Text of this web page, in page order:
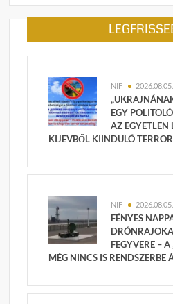
NIF 2026.08.05.
EGY
AZ EGYETLEN
KIJEVBŐL KIINDULÓ
NIF 2026.08.05.
FÉNYES
FEGYVERE –
MÉG NINCS IS RENDSZERBE